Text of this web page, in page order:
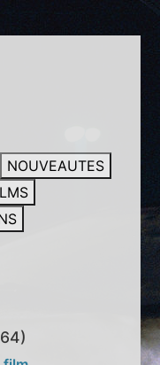
NOUVEAUTES